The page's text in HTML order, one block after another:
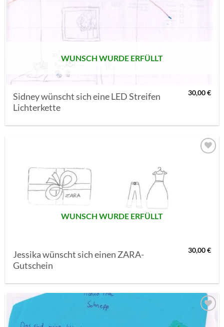
WUNSCH WURDE ERFÜLLT
Sidney wünscht sich eine LED Streifen
Lichterkette
30,00€
WUNSCH WURDE ERFÜLLT
Jessika wünscht sich einen ZARA-
Gutschein
30,00€
AUF MEINE